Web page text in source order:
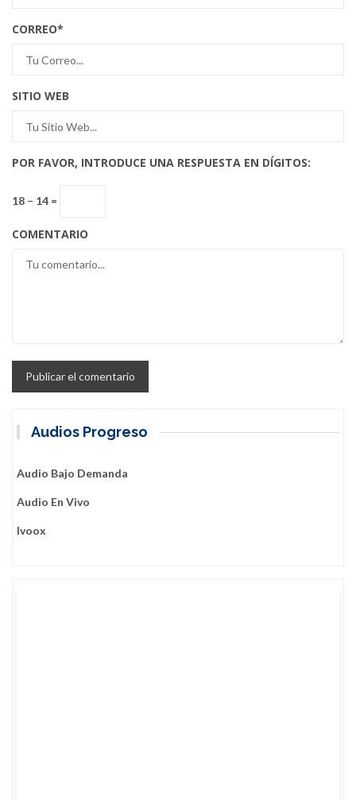
CORREO*
SITIO WEB
POR FAVOR, INTRODUCE UNA RESPUESTA EN DÍGITOS:
18 − 14 =
COMENTARIO
Audios Progreso
Audio Bajo Demanda
Audio En Vivo
Ivoox